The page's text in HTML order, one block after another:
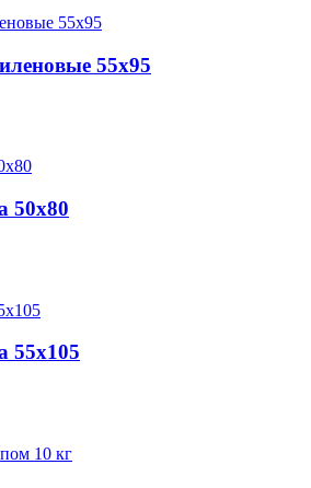
55x95
50x80
55x105